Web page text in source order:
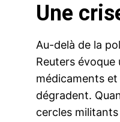
Une
Au-delà de la
Reuters
médicaments
dégradent.
cercles